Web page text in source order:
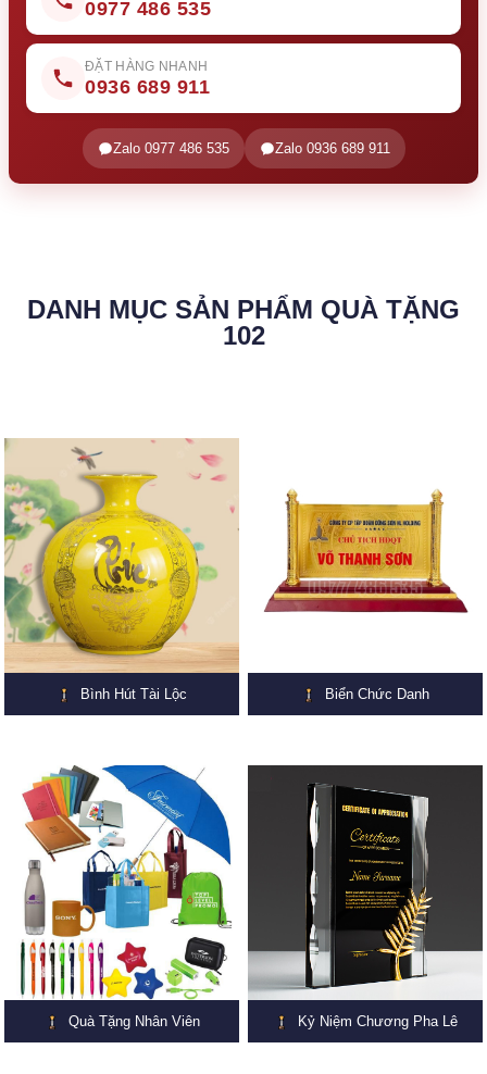
0977 486 535
ĐẶT HÀNG NHANH
0936 689 911
Zalo 0977 486 535 Zalo 0936 689 911
DANH MỤC SẢN PHẨM QUÀ TẶNG
102
Bình Hút Tài Lộc Biển Chức Danh
Quà Tặng Nhân Viên Kỷ Niệm Chương Pha Lê